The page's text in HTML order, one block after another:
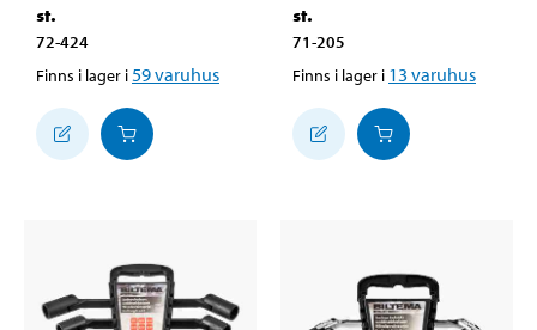
st.
72-424
Finns i lager i 59varuhus
st.
71-205
Finns i lager i 13 varuhus